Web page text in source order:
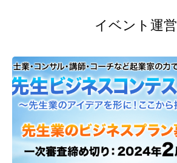
イベント運営